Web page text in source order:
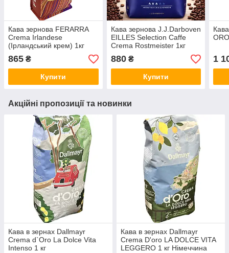
Кава зернова FERARRA
Crema Irlandese
(Ірландський крем) 1кг
865 ₴
Купити
Кава зернова J.J.Darboven
EILLES Selection Caffe
Crema Rostmeister 1кг
880₴
Купити
1
Акційні пропозиції та новинки
Кава в зернах Dallmayr
Crema d`Oro La Dolce Vita
Intenso 1 кг
Кава в зернах Dallmayr
Crema D'oro LA DOLCE VITA
LEGGERO 1 кг Німеччина